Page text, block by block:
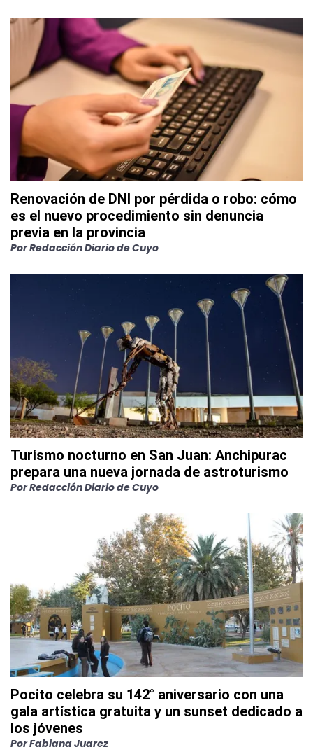
Renovación de DNI por pérdida o robo: cómo
es el nuevo procedimiento sin denuncia
previa en la provincia
PorRedacción Diario de Cuyo
Turismo nocturno en San Juan: Anchipurac
prepara una nueva jornada de astroturismo
PorRedacción Diario de Cuyo
Pocito celebra su 142° aniversario con una
gala artística gratuita y un sunset dedicado a
los jóvenes
PorFabiana Juarez